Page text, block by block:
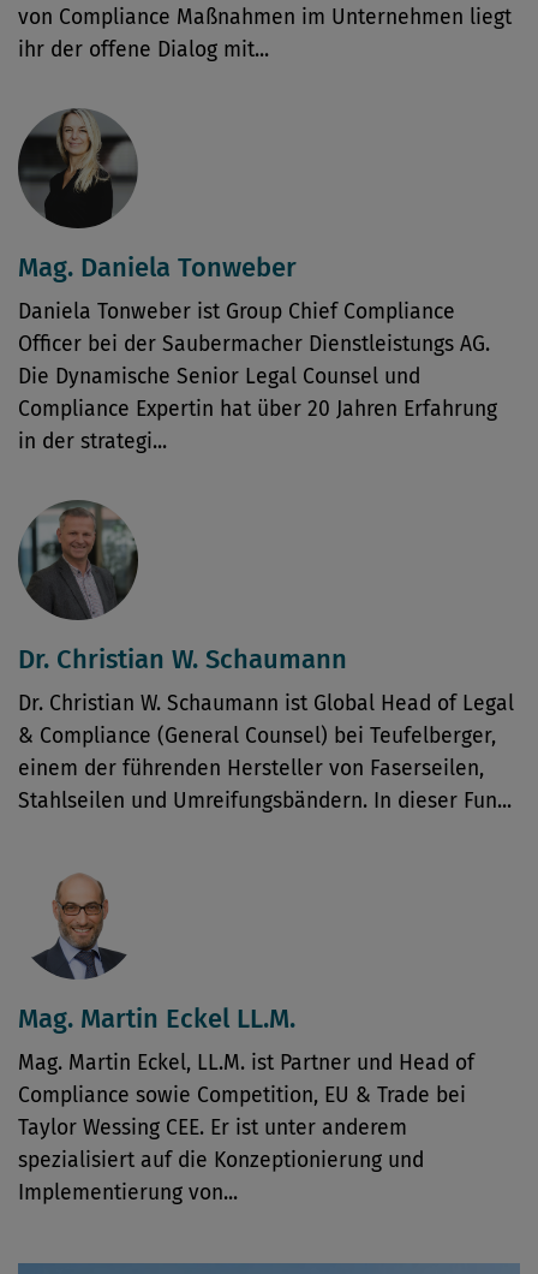
von Compliance Maßnahmen im Unternehmen liegt
ihr der offene Dialog mit...
Mag. Daniela Tonweber
Daniela Tonweber ist Group Chief Compliance
Officer bei der Saubermacher Dienstleistungs AG.
Die Dynamische Senior Legal Counsel und
Compliance Expertin hat über 20 Jahren Erfahrung
in der strategi...
Dr. Christian W. Schaumann
Dr. Christian W. Schaumann ist Global Head of Legal
& Compliance (General Counsel) bei Teufelberger,
einem der führenden Hersteller von Faserseilen,
Stahlseilen und Umreifungsbändern. In dieser Fun...
Mag. Martin Eckel LL.M.
Mag. Martin Eckel, LL.M. ist Partner und Head of
Compliance sowie Competition, EU & Trade bei
Taylor Wessing CEE. Er ist unter anderem
spezialisiert auf die Konzeptionierung und
Implementierung von...